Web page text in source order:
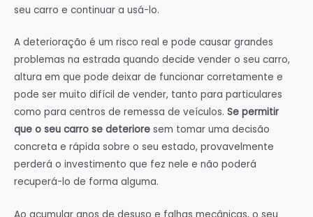
seu carro e continuar a usá-lo.
A deterioração é um risco real e pode causar grandes
problemas na estrada quando decide vender o seu carro,
altura em que pode deixar de funcionar corretamente e
pode ser muito difícil de vender, tanto para particulares
como para centros de remessa de veículos. Se permitir
que o seu carro se deteriore sem tomar uma decisão
concreta e rápida sobre o seu estado, provavelmente
perderá o investimento que fez nele e não poderá
recuperá-lo de forma alguma.